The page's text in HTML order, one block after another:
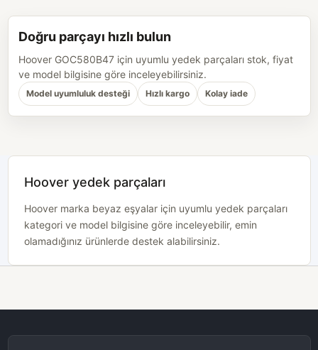
Doğru parçayı hızlı bulun
Hoover GOC580B47 için uyumlu yedek parçaları stok, fiyat
ve model bilgisine göre inceleyebilirsiniz.
Model uyumluluk desteği Hızlı kargo Kolay iade
Hoover yedek parçaları
Hoover marka beyaz eşyalar için uyumlu yedek parçaları
kategori ve model bilgisine göre inceleyebilir, emin
olamadığınız ürünlerde destek alabilirsiniz.